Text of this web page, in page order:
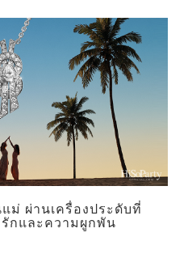
ม่ ผ่านเครื่องประดับที่
กและความผูกพัน